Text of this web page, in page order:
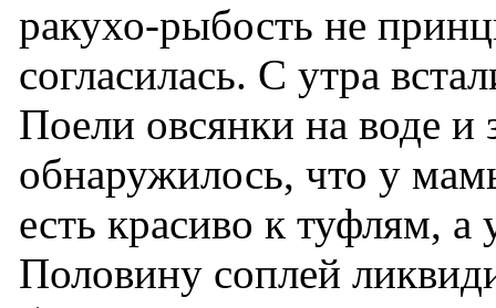
ракухо-рыбость не
согласилась. С утра
Поели овсянки на воде и
обнаружилось, что у
есть красиво к туфлям,
Половину соплей